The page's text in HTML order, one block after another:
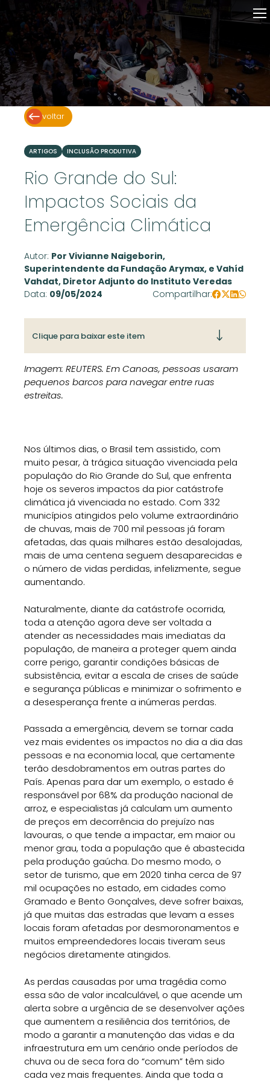
Home
A Arymax
Atuação
Inclusão Produtiva
Conhecimento
voltar
ARTIGOS INCLUSÃO PRODUTIVA
Rio Grande do Sul:
Impactos Sociais da
Emergência Climática
Autor: Por Vivianne Naigeborin,
Superintendente da Fundação Arymax, e Vahíd
Vahdat, Diretor Adjunto do Instituto Veredas
Data: 09/05/2024 Compartilhar:
Clique para baixar este item
Imagem: REUTERS. Em Canoas, pessoas usaram
pequenos barcos para navegar entre ruas
estreitas.
Nos últimos dias, o Brasil tem assistido, com
muito pesar, à trágica situação vivenciada pela
população do Rio Grande do Sul, que enfrenta
hoje os severos impactos da pior catástrofe
climática já vivenciada no estado. Com 332
municípios atingidos pelo volume extraordinário
de chuvas, mais de 700 mil pessoas já foram
afetadas, das quais milhares estão desalojadas,
mais de uma centena seguem desaparecidas e
o número de vidas perdidas, infelizmente, segue
aumentando.
Naturalmente, diante da catástrofe ocorrida,
toda a atenção agora deve ser voltada a
atender as necessidades mais imediatas da
população, de maneira a proteger quem ainda
corre perigo, garantir condições básicas de
subsistência, evitar a escala de crises de saúde
e segurança públicas e minimizar o sofrimento e
a desesperança frente a inúmeras perdas.
Passada a emergência, devem se tornar cada
vez mais evidentes os impactos no dia a dia das
pessoas e na economia local, que certamente
terão desdobramentos em outras partes do
País. Apenas para dar um exemplo, o estado é
responsável por 68% da produção nacional de
arroz, e especialistas já calculam um aumento
de preços em decorrência do prejuízo nas
lavouras, o que tende a impactar, em maior ou
menor grau, toda a população que é abastecida
pela produção gaúcha. Do mesmo modo, o
setor de turismo, que em 2020 tinha cerca de 97
mil ocupações no estado, em cidades como
Gramado e Bento Gonçalves, deve sofrer baixas,
já que muitas das estradas que levam a esses
locais foram afetadas por desmoronamentos e
muitos empreendedores locais tiveram seus
negócios diretamente atingidos.
As perdas causadas por uma tragédia como
essa são de valor incalculável, o que acende um
alerta sobre a urgência de se desenvolver ações
que aumentem a resiliência dos territórios, de
modo a garantir a manutenção das vidas e da
infraestrutura em um cenário onde períodos de
chuva ou de seca fora do “comum” têm sido
cada vez mais frequentes. Ainda que toda a